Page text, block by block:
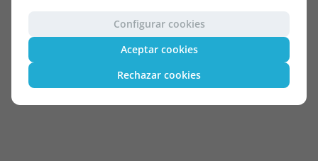
Configurar cookies
Aceptar cookies
Rechazar cookies